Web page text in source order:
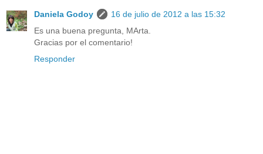
Daniela Godoy
16 de julio de 2012 a las 15:32
Es una buena pregunta, MArta.
Gracias por el comentario!
Responder